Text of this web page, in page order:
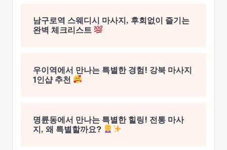
남구로역 스웨디시 마사지, 후회없이 즐기는
완벽 체크리스트
우이역에서 만나는 특별한 경험! 강북 마사지
1인샵 추천
명륜동에서 만나는 특별한 힐링! 전통 마사
지, 왜 특별할까요?